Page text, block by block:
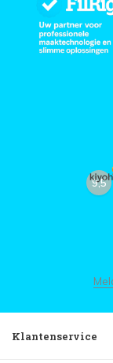
9,5
Klantenservice